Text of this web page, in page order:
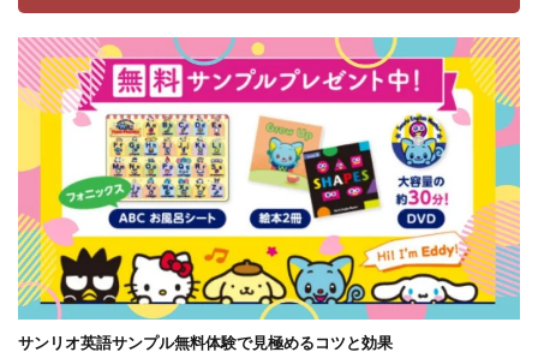
サンリオ英語サンプル無料体験で見極めるコツと効果